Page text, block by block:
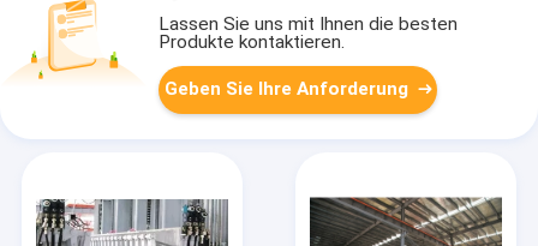
Lassen Sie uns mit Ihnen die besten
Produkte kontaktieren.
Geben Sie Ihre Anforderung